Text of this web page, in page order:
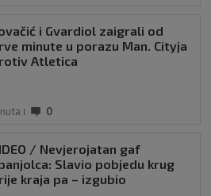
i Gvardiol zaigrali od
minute u porazu Man. Cityja
Atletica
0
/ Nevjerojatan gaf
Slavio pobjedu krug
kraja pa – izgubio